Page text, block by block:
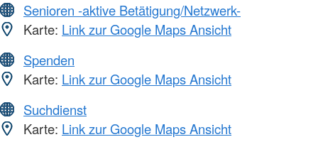
Senioren -aktive Betätigung/Netzwerk-
Karte: Link zur Google Maps Ansicht
Spenden
Karte: Link zur Google Maps Ansicht
Suchdienst
Karte: Link zur Google Maps Ansicht